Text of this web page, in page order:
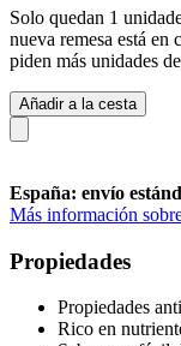
Solo quedan 1
nueva remesa está en
piden más unidades
Añadir a la cesta
España: envío
Más información
Propiedades
Propiedades
Rico en